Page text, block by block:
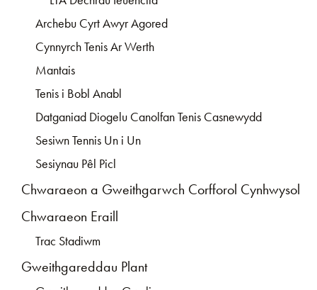
Archebu Cyrt Awyr Agored
Cynnyrch Tenis Ar Werth
Mantais
Tenis i Bobl Anabl
Datganiad Diogelu Canolfan Tenis Casnewydd
Sesiwn Tennis Un i Un
Sesiynau Pêl Picl
Chwaraeon a Gweithgarwch Corfforol Cynhwysol
Chwaraeon Eraill
Trac Stadiwm
Gweithgareddau Plant